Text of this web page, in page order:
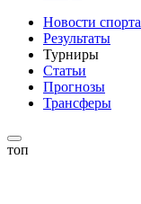
Новости спорта
Результаты
Турниры
Статьи
Прогнозы
Трансферы
топ